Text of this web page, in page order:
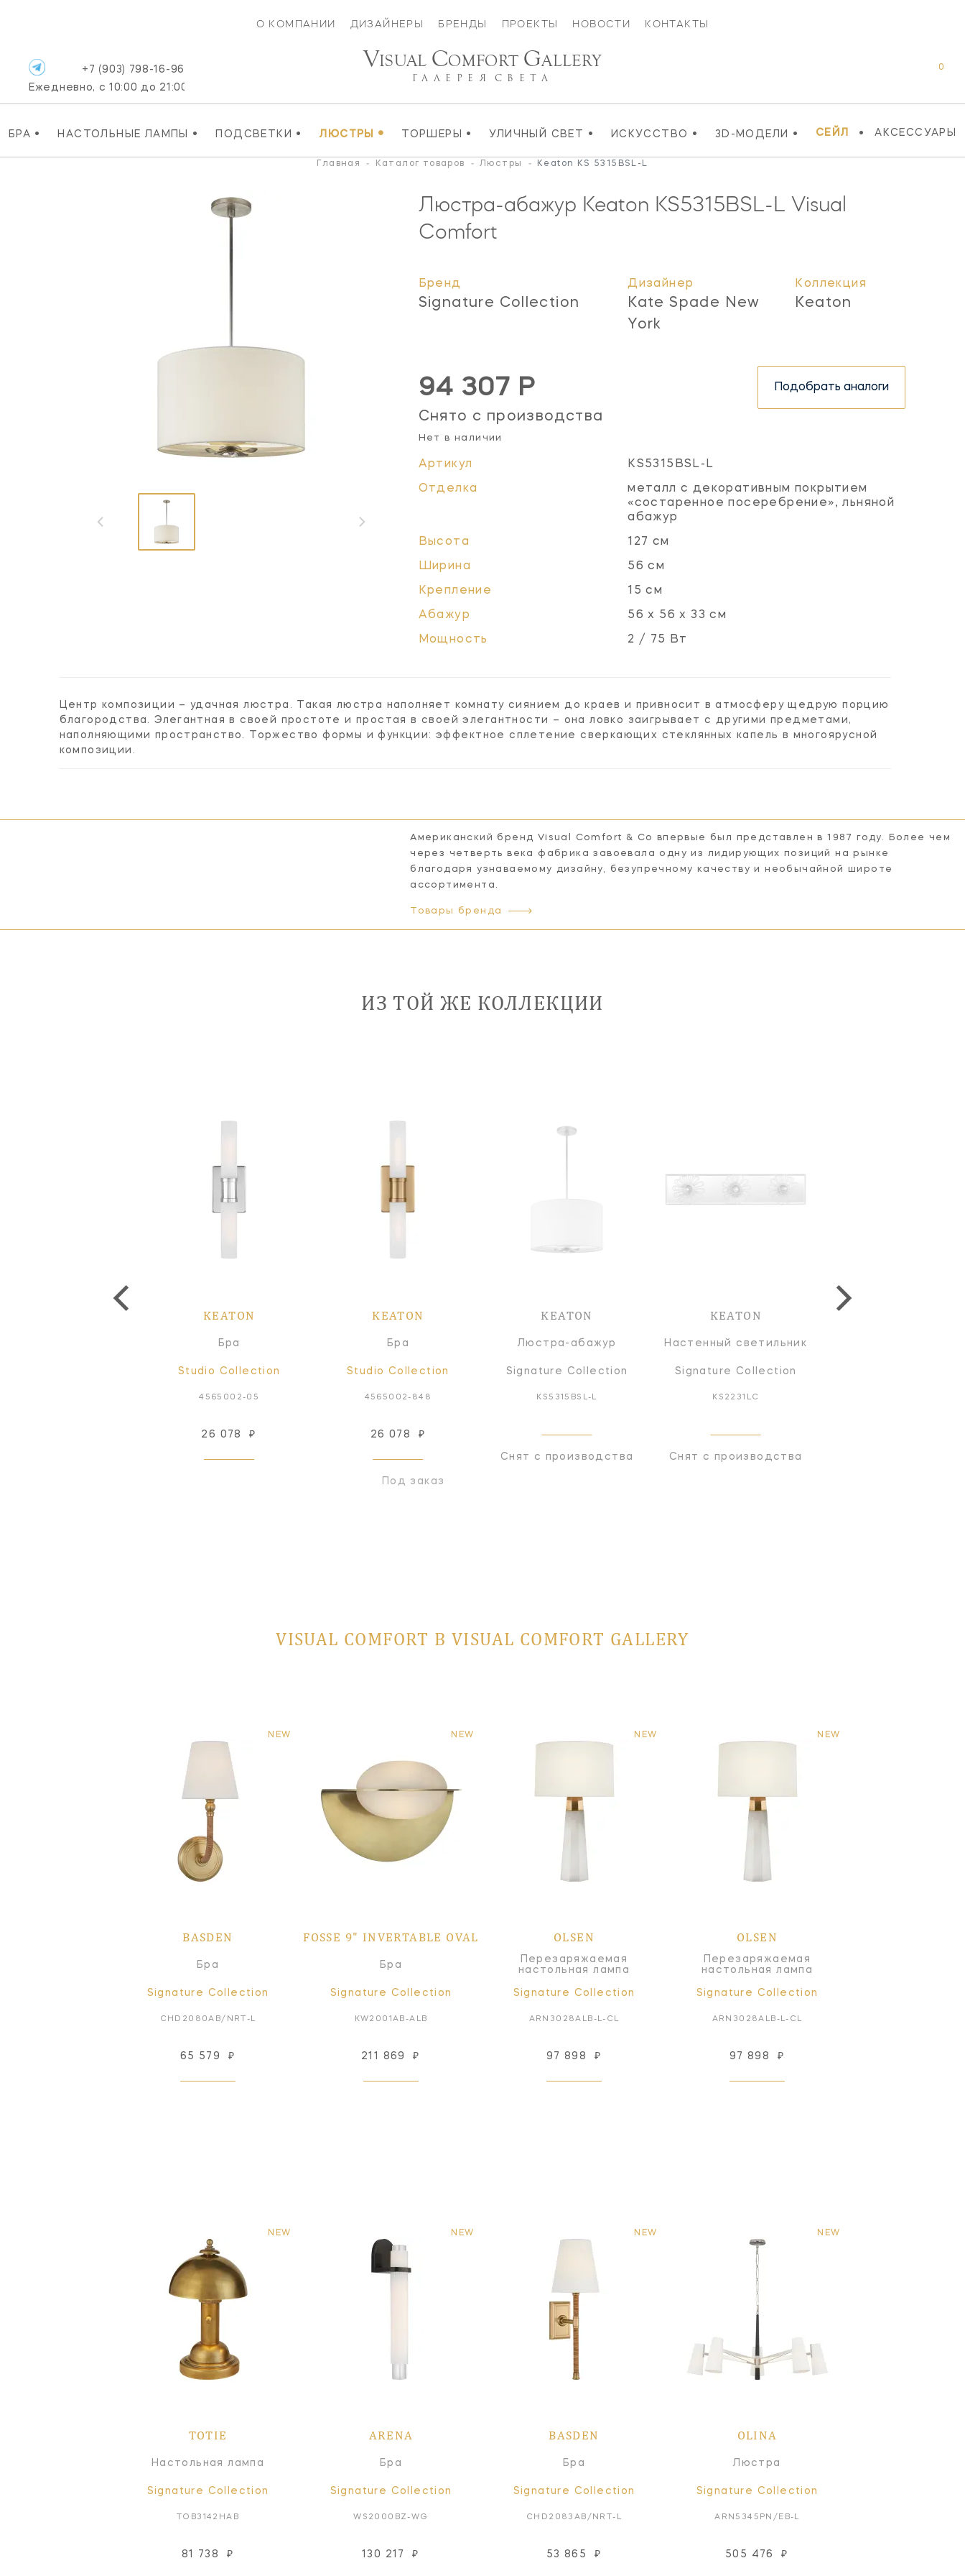
О КОМПАНИИ ДИЗАЙНЕРЫ БРЕНДЫ ПРОЕКТЫ НОВОСТИ КОНТАКТЫ
БРА • НАСТОЛЬНЫЕ ЛАМПЫ • ПОДСВЕТКИ • ЛЮСТРЫ • ТОРШЕРЫ • УЛИЧНЫЙ СВЕТ • ИСКУССТВО • 3D-МОДЕЛИ • СЕЙЛ • АКСЕССУАРЫ
+7 (903) 798-16-96
Ежедневно, с 10:00 до 21:00
0
VISUAL COMFORT GALLERY
ГАЛЕРЕЯ СВЕТА
Главная - Каталог товаров - Люстры - Keaton KS 5315BSL-L
Люстра-абажур Keaton KS5315BSL-L
Visual
Comfort
Бренд
Signature Collection
Дизайнер
Kate Spade New
York
Коллекция
Keaton
94 307 Р
Снято с производства
Нет в наличии
Подобрать аналоги
Артикул KS5315BSL-L
Отделка
металл с декоративным покрытием
«состаренное посеребрение», льняной
абажур
Высота 127 см
Ширина 56 см
Крепление 15 см
Абажур 56 х 56 х 33 см
Мощность 2 / 75 Вт
Центр композиции – удачная люстра. Такая люстра наполняет комнату сиянием до краев и привносит в атмосферу щедрую порцию
благородства. Элегантная в своей простоте и простая в своей элегантности – она ловко заигрывает с другими предметами,
наполняющими пространство. Торжество формы и функции: эффектное сплетение сверкающих стеклянных капель в многоярусной
композиции.
Американский бренд Visual Comfort & Co впервые был представлен в 1987 году. Более чем
через четверть века фабрика завоевала одну из лидирующих позиций на рынке
благодаря узнаваемому дизайну, безупречному качеству и необычайной широте
ассортимента.
Товары бренда
ИЗ ТОЙ ЖЕ КОЛЛЕКЦИИ
KEATON
Бра
Studio Collection
4565002-05
26 078 ₽
KEATON
Бра
Studio Collection
4565002-848
26 078 ₽
Под заказ
KEATON
Люстра-абажур
Signature Collection
KS5315BSL-L
Снят с производства
KEATON
Настенный светильник
Signature Collection
KS2231LC
Снят с производства
VISUAL COMFORT В VISUAL COMFORT GALLERY
NEW
BASDEN
Бра
Signature Collection
CHD2080AB/NRT-L
65 579 ₽
NEW
FOSSE 9" INVERTABLE OVAL
Бра
Signature Collection
KW2001AB-ALB
211 869 ₽
NEW
OLSEN
Перезаряжаемая
настольная лампа
Signature Collection
ARN3028ALB-L-CL
97 898 ₽
NEW
OLSEN
Перезаряжаемая
настольная лампа
Signature Collection
ARN3028ALB-L-CL
97 898 ₽
NEW
TOTIE
Настольная лампа
Signature Collection
TOB3142HAB
81 738 ₽
NEW
ARENA
Бра
Signature Collection
WS2000BZ-WG
130 217 ₽
NEW
BASDEN
Бра
Signature Collection
CHD2083AB/NRT-L
53 865 ₽
NEW
OLINA
Люстра
Signature Collection
ARN5345PN/EB-L
505 476 ₽